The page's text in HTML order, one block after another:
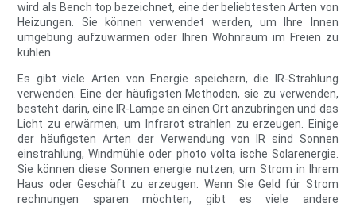
wird als Bench top bezeichnet, eine der beliebtesten Arten von
Heizungen. Sie können verwendet werden, um Ihre Innen
umgebung aufzuwärmen oder Ihren Wohnraum im Freien zu
kühlen.
Es gibt viele Arten von Energie speichern, die IR-Strahlung
verwenden. Eine der häufigsten Methoden, sie zu verwenden,
besteht darin, eine IR-Lampe an einen Ort anzubringen und das
Licht zu erwärmen, um Infrarot strahlen zu erzeugen. Einige
der häufigsten Arten der Verwendung von IR sind Sonnen
einstrahlung, Windmühle oder photo volta ische Solarenergie.
Sie können diese Sonnen energie nutzen, um Strom in Ihrem
Haus oder Geschäft zu erzeugen. Wenn Sie Geld für Strom
rechnungen sparen möchten, gibt es viele andere